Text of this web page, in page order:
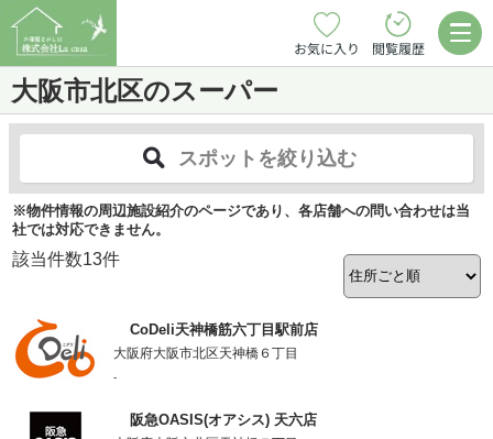
お気に入り 閲覧履歴
大阪市北区のスーパー
スポットを絞り込む
※物件情報の周辺施設紹介のページであり、各店舗への問い合わせは当
社では対応できません。
該当件数13件
CoDeli天神橋筋六丁目駅前店
大阪府大阪市北区天神橋６丁目
-
阪急OASIS(オアシス) 天六店